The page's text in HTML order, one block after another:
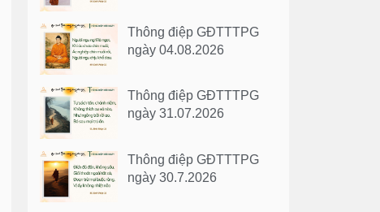
Thông điệp GĐTTTPG
ngày 04.08.2026
Thông điệp GĐTTTPG
ngày 31.07.2026
Thông điệp GĐTTTPG
ngày 30.7.2026